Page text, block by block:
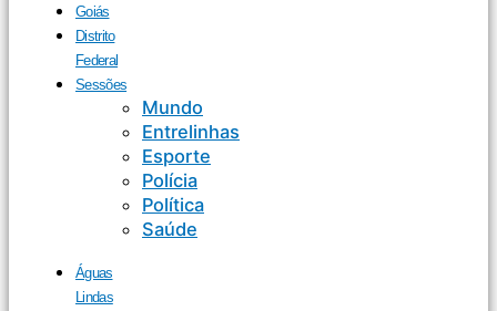
Goiás
Distrito
Federal
Sessões
Mundo
Entrelinhas
Esporte
Polícia
Política
Saúde
Águas
Lindas